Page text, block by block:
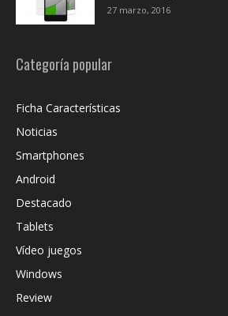
27 marzo, 2016
Categoría popular
Ficha Características
Noticias
Smartphones
Android
Destacado
Tablets
Vídeo juegos
Windows
Review